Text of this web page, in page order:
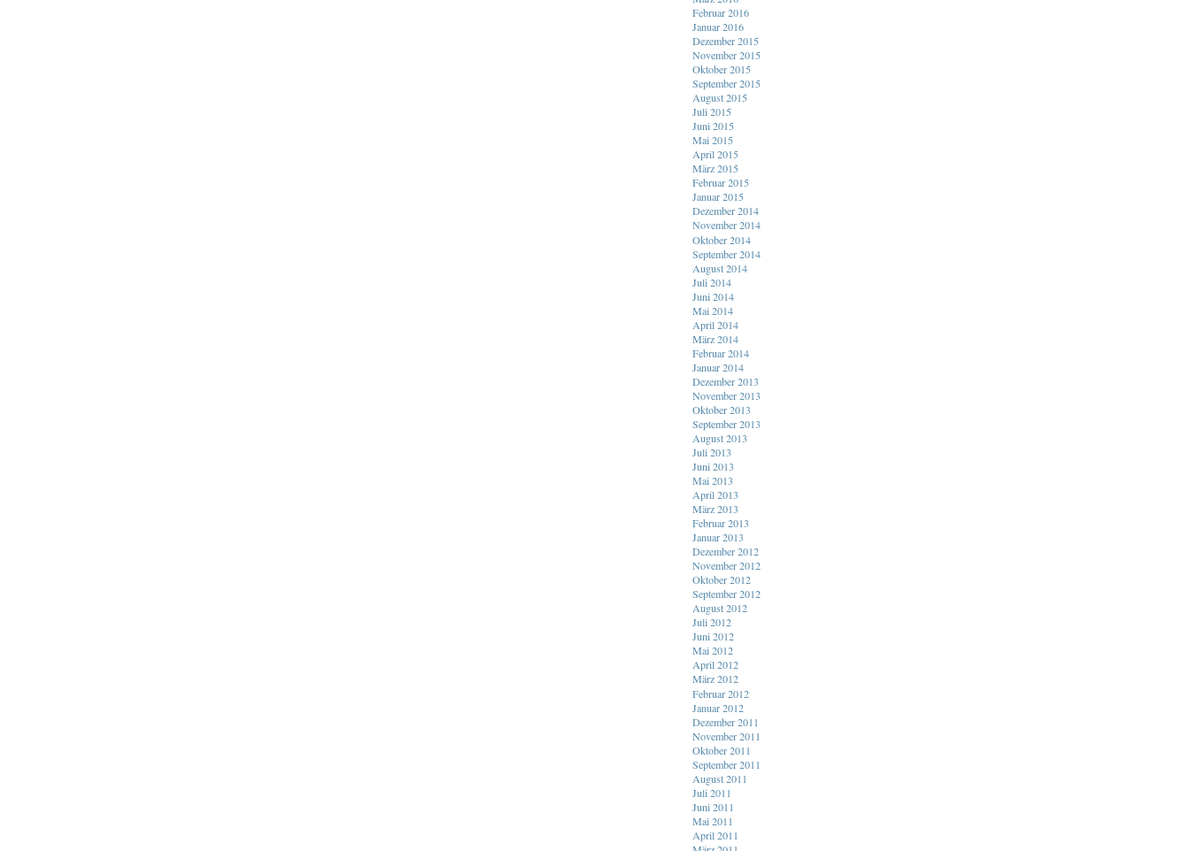
Februar 2016
Januar 2016
Dezember 2015
November 2015
Oktober 2015
September 2015
August 2015
Juli 2015
Juni 2015
Mai 2015
April 2015
März 2015
Februar 2015
Januar 2015
Dezember 2014
November 2014
Oktober 2014
September 2014
August 2014
Juli 2014
Juni 2014
Mai 2014
April 2014
März 2014
Februar 2014
Januar 2014
Dezember 2013
November 2013
Oktober 2013
September 2013
August 2013
Juli 2013
Juni 2013
Mai 2013
April 2013
März 2013
Februar 2013
Januar 2013
Dezember 2012
November 2012
Oktober 2012
September 2012
August 2012
Juli 2012
Juni 2012
Mai 2012
April 2012
März 2012
Februar 2012
Januar 2012
Dezember 2011
November 2011
Oktober 2011
September 2011
August 2011
Juli 2011
Juni 2011
Mai 2011
April 2011